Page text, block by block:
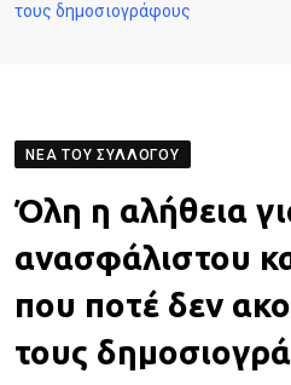
τους δημοσιογράφους
ΝΈΑ ΤΟΥ ΣΥΛΛΌΓΟΥ
Όλη η αλήθεια
ανασφάλιστου
που ποτέ δεν
τους